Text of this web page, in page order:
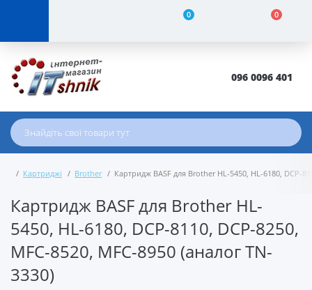
0 0
096 0096 401
Картриджі Brother Картридж BASF для Brother HL-5450, HL-6180, DCP-
Картридж BASF для Brother HL-
5450, HL-6180, DCP-8110, DCP-8250,
MFC-8520, MFC-8950 (аналог TN-
3330)